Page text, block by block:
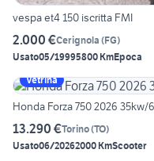
vespa et4 150 iscritta FMI
2.000 €Cerignola (FG)
Usato05/19995800 KmEpoca
Vetrina
Honda Forza 750 2026
13.290 €Torino(TO)
Usato06/20262000 KmScooter